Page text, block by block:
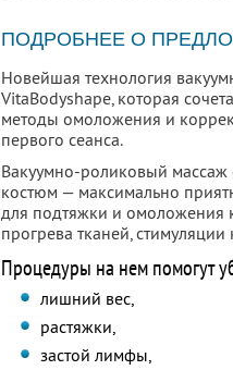
ПОДРОБНЕЕ О
Новейшая технология
VitaBodyshape, которая
методы омоложения и
первого сеанса.
Вакуумно-роликовый массаж
костюм — максимально
для подтяжки и омоложения
прогрева тканей,
Процедуры на нем помогут
лишний вес,
растяжки,
застой лимфы,